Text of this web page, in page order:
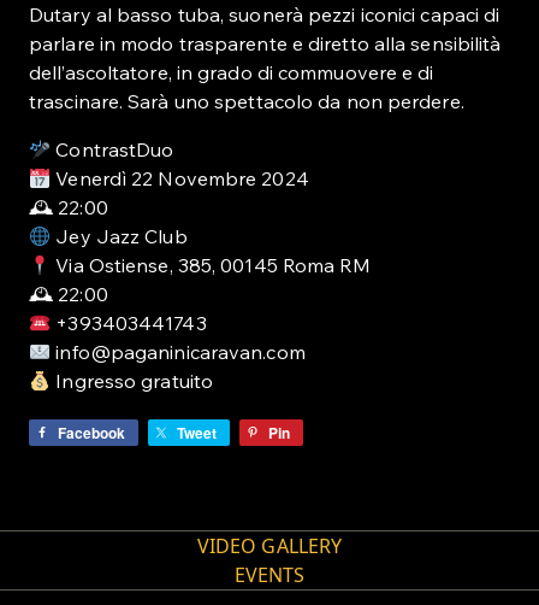
Dutary al basso tuba, suonerà pezzi iconici capaci di
parlare in modo trasparente e diretto alla sensibilità
dell’ascoltatore, in grado di commuovere e di
trascinare. Sarà uno spettacolo da non perdere.
ContrastDuo
Venerdì 22 Novembre 2024
🕰 22:00
Jey Jazz Club
Via Ostiense, 385, 00145 Roma RM
🕰 22:00
+393403441743
info@paganinicaravan.com
Ingresso gratuito
Facebook Tweet Pin
VIDEO GALLERY
EVENTS